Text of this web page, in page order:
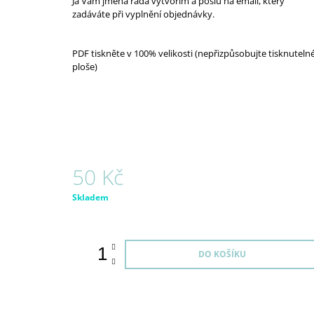
zadáváte při vyplnění objednávky.
PDF tiskněte v 100% velikosti (nepřizpůsobujte
ploše)
50 Kč
Měrná
Skladem
DO KOŠÍKU